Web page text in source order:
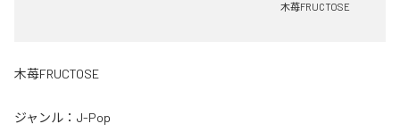
木苺FRUCTOSE
木苺FRUCTOSE
ジャンル： J-Pop